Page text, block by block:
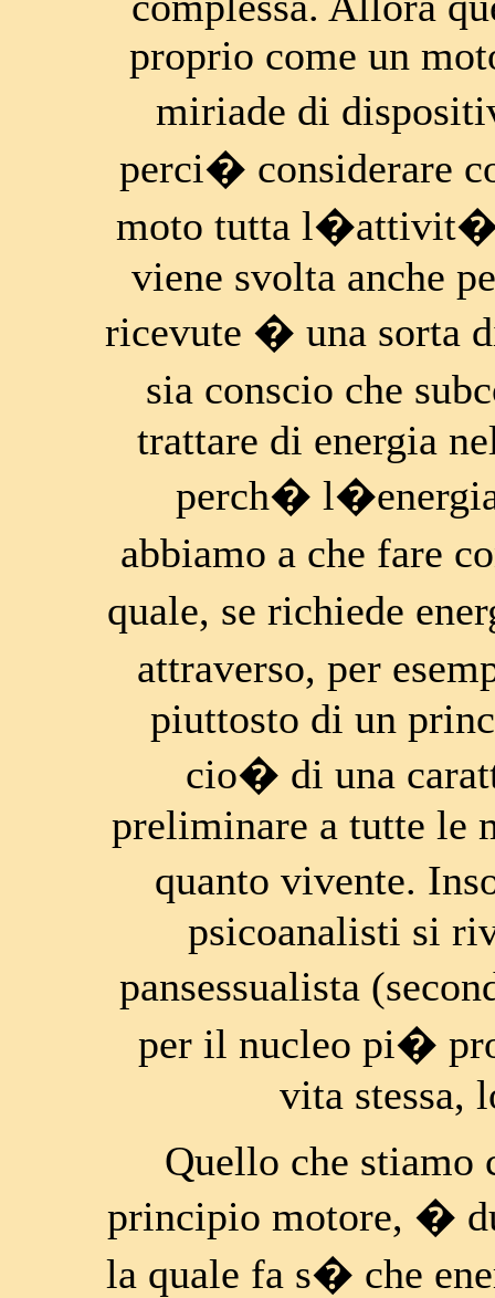
proprio come un
miriade di
perci� considerare
moto tutta
viene svolta anche
ricevute � una
sia conscio che
trattare di energia
perch� l�energia
abbiamo a che fare
quale, se richiede
attraverso, per
piuttosto di un
cio� di una
preliminare a tutte le
quanto vivente.
psicoanalisti si
pansessualista
per il nucleo pi�
vita stessa,
Quello che stiamo
principio motore, �
la quale fa s� che